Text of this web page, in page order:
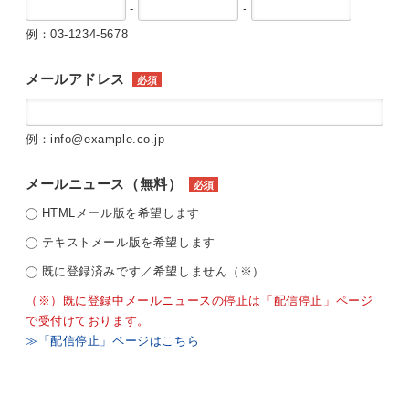
-
-
例：03-1234-5678
メールアドレス 必須
例：info@example.co.jp
メールニュース（無料） 必須
HTMLメール版を希望します
テキストメール版を希望します
既に登録済みです／希望しません（※）
（※）既に登録中メールニュースの停止は「配信停止」ページ
で受付けております。
≫「配信停止」ページはこちら